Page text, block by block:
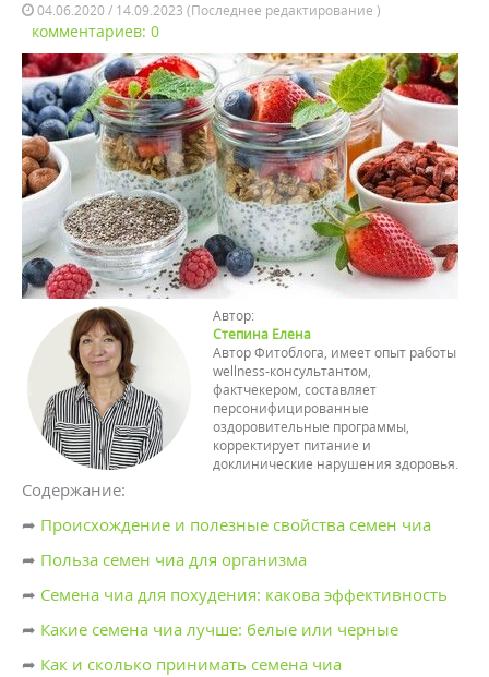
04.06.2020 / 14.09.2023 (Последнее редактирование )
комментариев: 0
Автор:
Степина Елена
Автор Фитоблога, имеет опыт работы
wellness-консультантом,
фактчекером, составляет
персонифицированные
оздоровительные программы,
корректирует питание и
доклинические нарушения здоровья.
Содержание:
➦ Происхождение и полезные свойства семен чиа
➦ Польза семен чиа для организма
➦ Семена чиа для похудения: какова эффективность
➦ Какие семена чиа лучше: белые или черные
➦ Как и сколько принимать семена чиа